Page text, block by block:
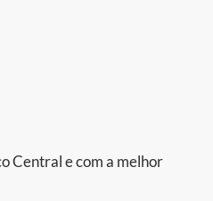
Central e com a melhor